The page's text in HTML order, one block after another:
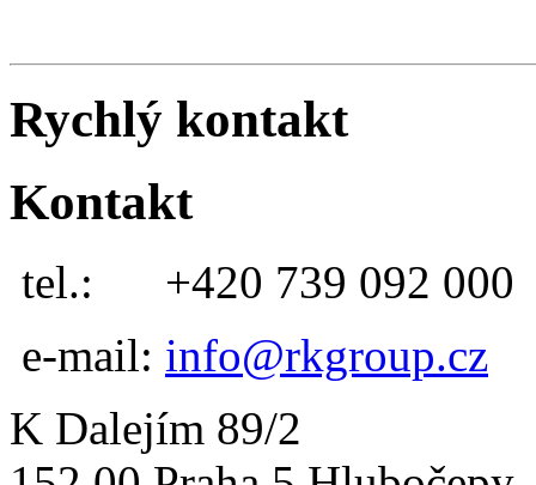
Rychlý kontakt
Kontakt
tel.: +420 739 092 000
e-mail: info@rkgroup.cz
K Dalejím 89/2